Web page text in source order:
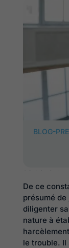
BLOG-
En vertu
physique
De ce
présumé de
diligenter
nature à
le trouble. Il